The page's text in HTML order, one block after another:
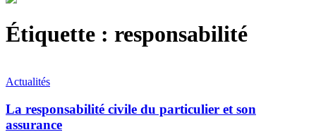
Étiquette : responsabilité
Actualités
La responsabilité civile du particulier et son
assurance